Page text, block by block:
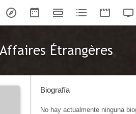
Étrangères
Biografía
No hay actualmente ninguna